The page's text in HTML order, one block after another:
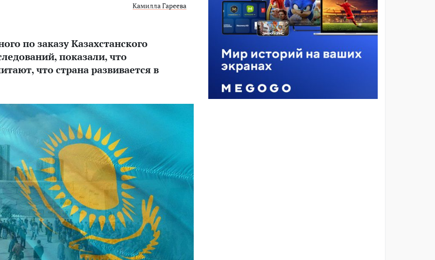
Камилла Гареева
по заказу Казахстанского
показали, что
что страна развивается в